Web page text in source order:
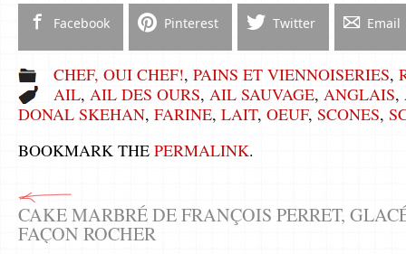
Facebook Pinterest Twitter Email
CHEF, OUI CHEF!, PAINS ET VIENNOISERIES,
AIL, AIL DES OURS, AIL SAUVAGE, ANGLAIS,
DONAL SKEHAN, FARINE, LAIT, OEUF, SCONES,
BOOKMARK THE PERMALINK.
CAKE MARBRÉ DE FRANÇOIS PERRET,
FAÇON ROCHER